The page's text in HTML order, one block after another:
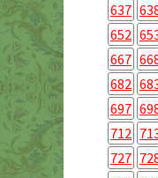
637
652
667
682
697
712
727